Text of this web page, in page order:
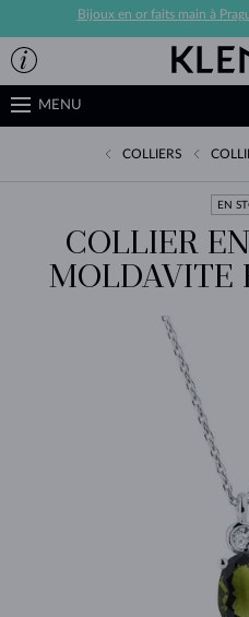
Bijoux en or faits main à
MENU
COLLIERS
EN
COLLIER
MOLDAVITE